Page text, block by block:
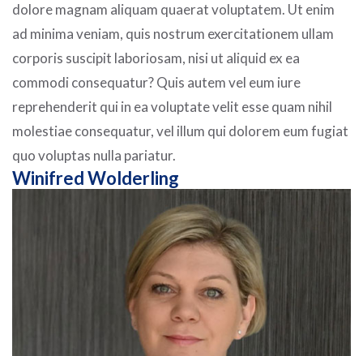
dolore magnam aliquam quaerat voluptatem. Ut enim
ad minima veniam, quis nostrum exercitationem ullam
corporis suscipit laboriosam, nisi ut aliquid ex ea
commodi consequatur? Quis autem vel eum iure
reprehenderit qui in ea voluptate velit esse quam nihil
molestiae consequatur, vel illum qui dolorem eum fugiat
quo voluptas nulla pariatur.
Winifred Wolderling